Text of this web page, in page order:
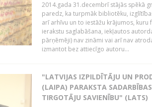
2014.gada 31.decembrī stājās spēkā
paredz, ka turpmāk bibliotēku,
arī arhīvu un to iestāžu krājumos, kuru
ierakstu saglabāšana, iekļautos
pārņēmēji) nav zināmi vai arī nav
izmantot bez attiecīgo autoru...
"LATVIJAS IZPILDĪTĀJU UN
(LAIPA) PARAKSTA
TIRGOTĀJU SAVIENĪBU" (LATS)